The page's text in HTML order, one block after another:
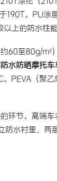
190T。PU
上的防水性能
60至80g/
水防晒摩托车
PEVA（聚
环节。高端
防水衬里，